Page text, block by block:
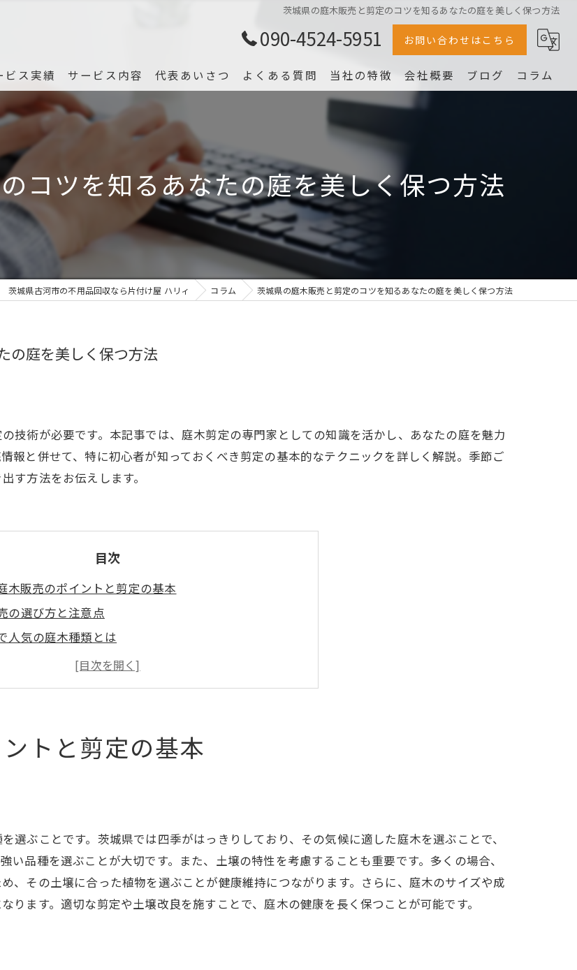
茨城県の庭木販売と剪定のコツを知るあなたの庭を美しく保つ方法
090-4524-5951 お問い合わせはこちら
ビス実績 サービス内容 代表あいさつ よくある質問 当社の特徴
家具
片付け
洗濯機
会社概要 ブログ コラム
コツを知るあなたの庭を美しく保つ方法
茨城県古河市の不用品回収なら片付け屋 ハリィ コラム 茨城県の庭木販売と剪定のコツを知るあなたの庭を美しく保つ方法
の庭を美しく保つ方法
技術が必要です。本記事では、庭木剪定の専門家としての知識を活かし、あなたの庭を魅力
報と併せて、特に初心者が知っておくべき剪定の基本的なテクニックを詳しく解説。季節ご
す方法をお伝えします。
目次
木販売のポイントと剪定の基本
の選び方と注意点
人気の庭木種類とは
康を保つための基本的な剪定方法
気候に適した庭木の選び方
も安心！庭木剪定の基本ステップ
術で茨城県の庭を美しく保つ秘訣
長を促す剪定技術
える剪定道具の使い方
類別に見る剪定のポイント
木を育てるための日頃のケア
トと剪定の基本
選ぶことです。茨城県では四季がはっきりしており、その気候に適した庭木を選ぶことで、
品種を選ぶことが大切です。また、土壌の特性を考慮することも重要です。多くの場合、
、その土壌に合った植物を選ぶことが健康維持につながります。さらに、庭木のサイズや成
ります。適切な剪定や土壌改良を施すことで、庭木の健康を長く保つことが可能です。